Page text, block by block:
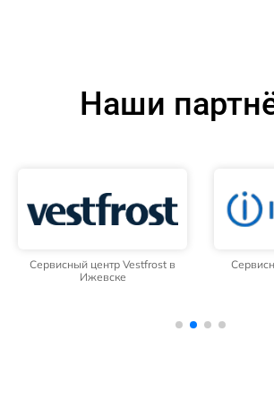
Наши
Сервисный центр Vestfrost в
Ижевске